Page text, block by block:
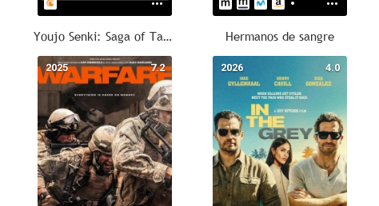
Youjo Senki: Saga of Tanya the Evil Hermanos de sangre
7.2
2025 4.0
2026